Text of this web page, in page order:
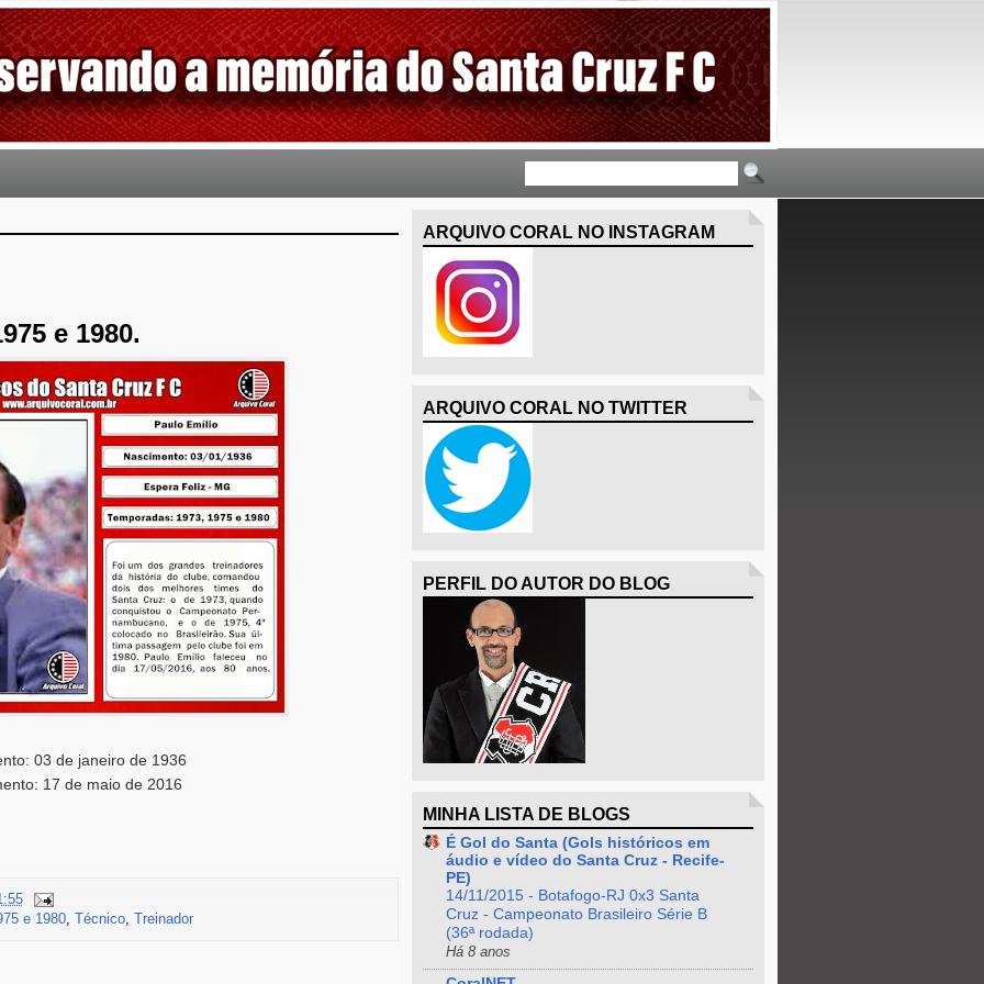
e 1980.
03 de janeiro de 1936
17 de maio de 2016
e 1980, Técnico, Treinador
ARQUIVO CORAL NO INSTAGRAM
ARQUIVO CORAL NO TWITTER
PERFIL DO AUTOR DO BLOG
MINHA LISTA DE BLOGS
É Gol do Santa (Gols históricos em
áudio e vídeo do Santa Cruz - Recife-
PE)
14/11/2015 - Botafogo-RJ 0x3 Santa
Cruz - Campeonato Brasileiro Série B
(36ª rodada)
Há 8 anos